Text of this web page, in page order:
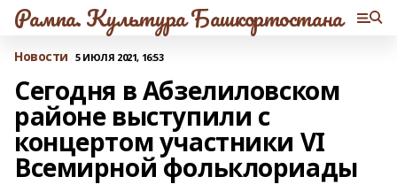
Рампа. Культура Башкортостана
Новости 5 ИЮЛЯ 2021, 16:53
Сегодня в Абзелиловском
районе выступили с
концертом участники VI
Всемирной фольклориады